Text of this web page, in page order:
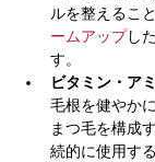
ルを整えるこ
ームアップし
す。
ビタミン・ア
毛根を健やかに
まつ毛を構成
続的に使用す